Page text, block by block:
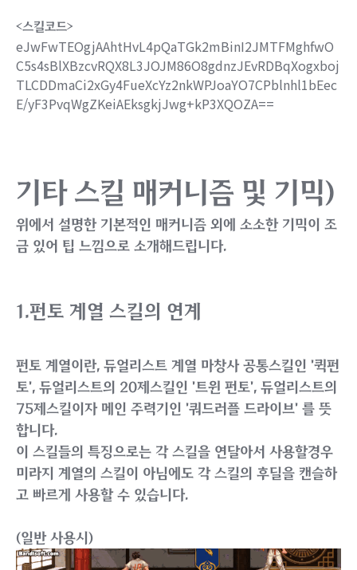
<스킬코드>
eJwFwTEOgjAAhtHvL4pQaTGk2mBinI2JMTFMghfwO
C5s4sBlXBzcvRQX8L3JOJM86O8gdnzJEvRDBqXogxboj
TLCDDmaCi2xGy4FueXcYz2nkWPJoaYO7CPblnhl1bEec
E/yF3PvqWgZKeiAEksgkjJwg+kP3XQOZA==
기타 스킬 매커니즘 및 기믹)
위에서 설명한 기본적인 매커니즘 외에 소소한 기믹이 조
금 있어 팁 느낌으로 소개해드립니다.
1.펀토 계열 스킬의 연계
펀토 계열이란, 듀얼리스트 계열 마창사 공통스킬인 '퀵펀
토', 듀얼리스트의 20제스킬인 '트윈 펀토', 듀얼리스트의
75제스킬이자 메인 주력기인 '쿼드러플 드라이브' 를 뜻
합니다.
이 스킬들의 특징으로는 각 스킬을 연달아서 사용할경우
미라지 계열의 스킬이 아님에도 각 스킬의 후딜을 캔슬하
고 빠르게 사용할 수 있습니다.
(일반 사용시)